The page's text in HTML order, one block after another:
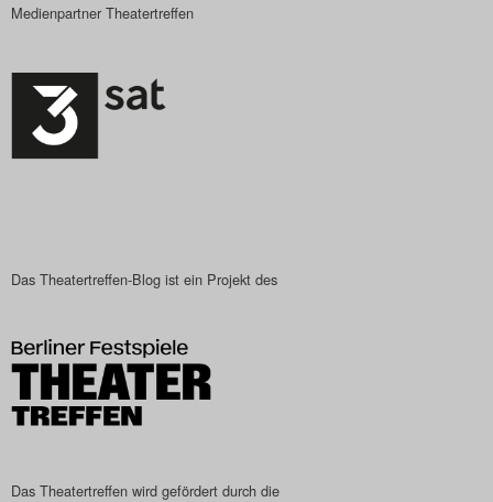
Das Theatertreffen-Blog
2022
Das Theatertreffen-Blog
2023
Das Theatertreffen-Blog
2024
Medienpartner Theatertreffen
Das Theatertreffen-Blog ist ein Projekt des
Das Theatertreffen wird gefördert durch die